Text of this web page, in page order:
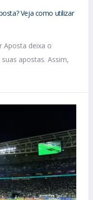
Veja como utilizar
Aposta deixa o
apostas. Assim,